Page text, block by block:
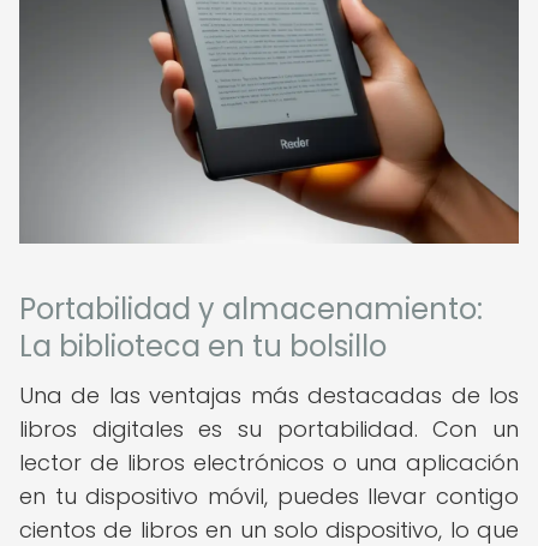
Portabilidad y almacenamiento:
La biblioteca en tu bolsillo
Una de las ventajas más destacadas de los
libros digitales es su portabilidad. Con un
lector de libros electrónicos o una aplicación
en tu dispositivo móvil, puedes llevar contigo
cientos de libros en un solo dispositivo, lo que